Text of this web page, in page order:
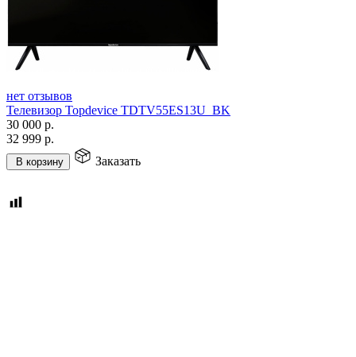
нет отзывов
Телевизор Topdevice TDTV55ES13U_BK
30 000 р.
32 999 р.
В корзину Заказать